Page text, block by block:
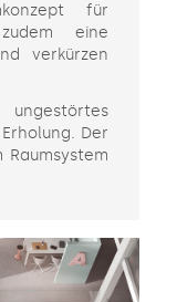
für
eine
verkürzen
Der